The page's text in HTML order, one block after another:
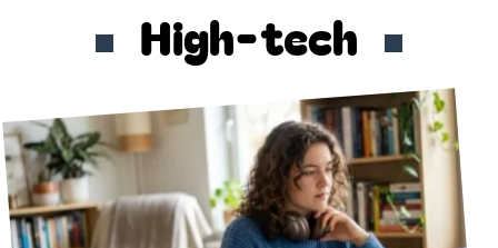
High-tech